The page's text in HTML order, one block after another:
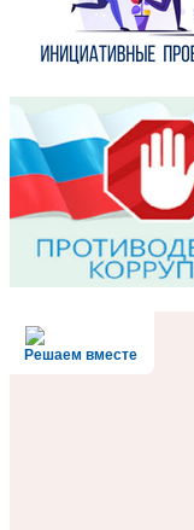
Решаем вместе